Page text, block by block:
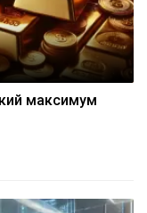
максимум